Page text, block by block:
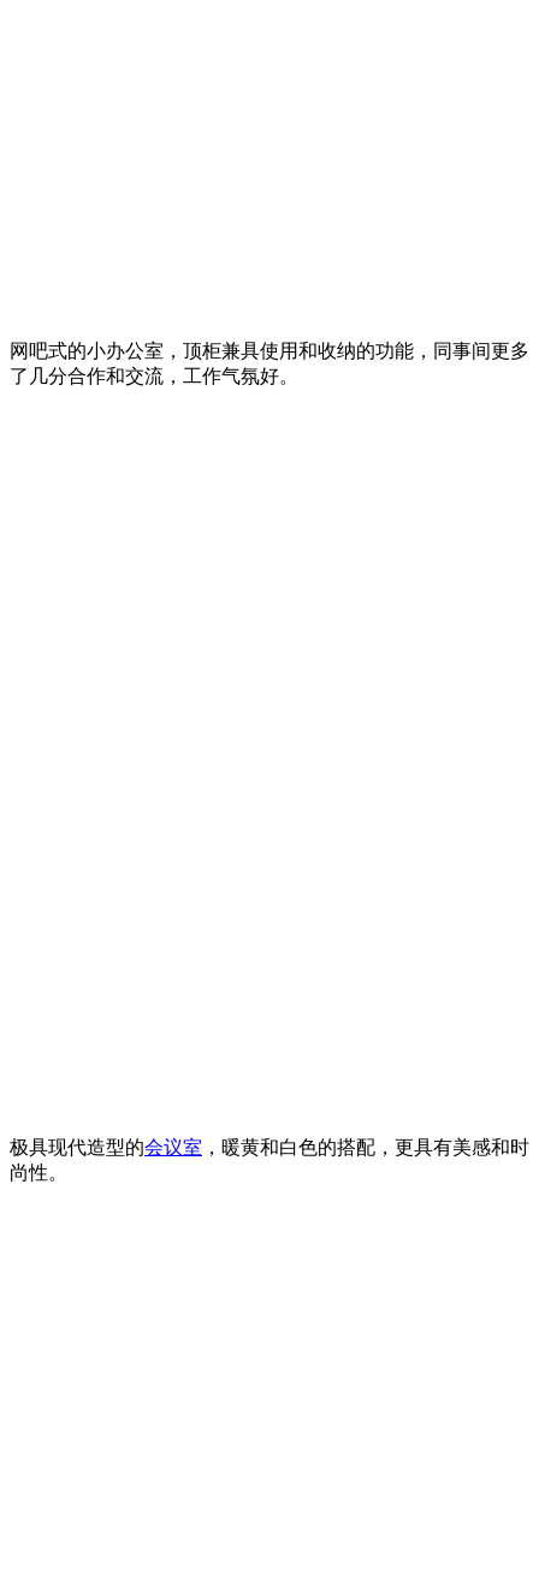
网吧式的小办公室，顶柜兼具使用和收纳的功能，同事间更多
了几分合作和交流，工作气氛好。
极具现代造型的会议室 ，暖黄和白色的搭配，更具有美感和时
尚性。